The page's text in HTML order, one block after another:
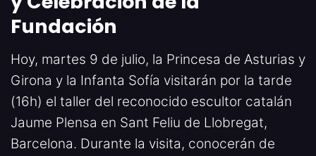
Fundación
Hoy, martes 9 de julio, la Princesa de Asturias y
Girona y la Infanta Sofía visitarán por la tarde
(16h) el taller del reconocido escultor catalán
Jaume Plensa en Sant Feliu de Llobregat,
Barcelona. Durante la visita, conocerán de